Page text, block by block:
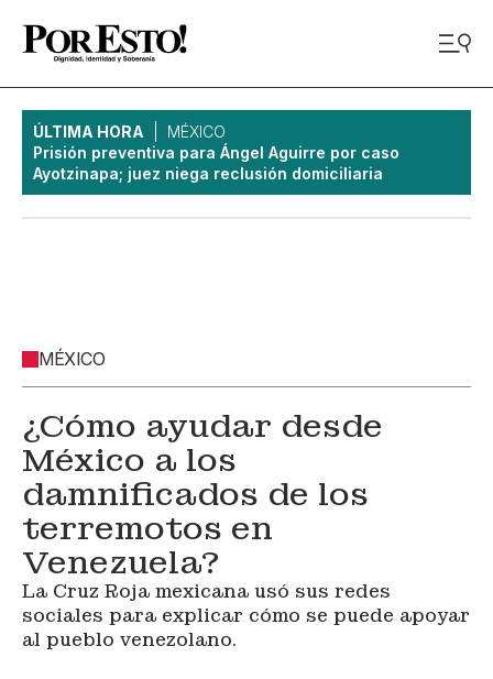
ÚLTIMA HORA
MÉXICO
Prisión preventiva para Ángel Aguirre por caso
Ayotzinapa; juez niega reclusión domiciliaria
MÉXICO
¿Cómo ayudar desde
México a los
damnificados de los
terremotos en
Venezuela?
La Cruz Roja mexicana usó sus redes
sociales para explicar cómo se puede apoyar
al pueblo venezolano.